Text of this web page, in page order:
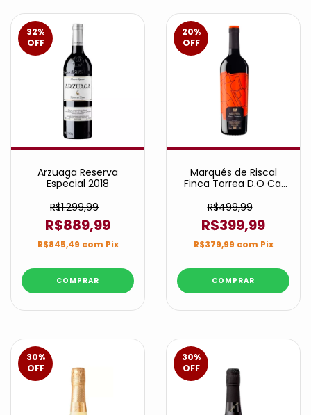
32%
OFF
Arzuaga Reserva
Especial 2018
R$1.299,99
R$889,99
R$845,49 com Pix
20%
OFF
Marqués de Riscal
Finca Torrea D.O Ca.
R$499,99
R$399,99
R$379,99 com Pix
30%
OFF
30%
OFF